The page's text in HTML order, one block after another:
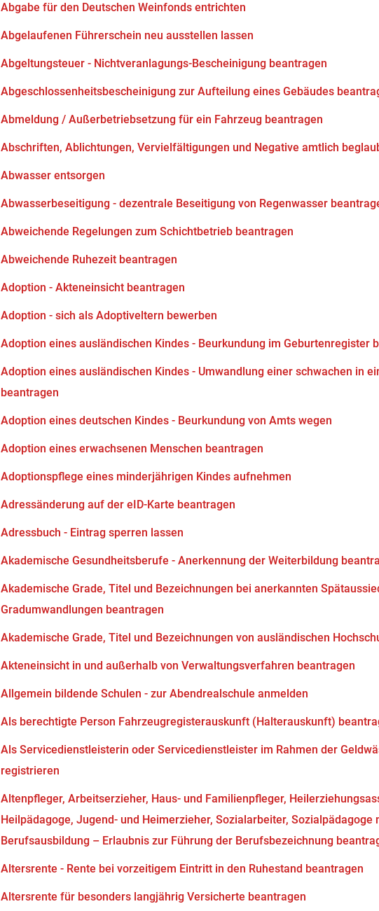
Abgabe für den Deutschen Weinfonds entrichten
Abgelaufenen Führerschein neu ausstellen lassen
Abgeltungsteuer - Nichtveranlagungs-Bescheinigung beantragen
Abgeschlossenheitsbescheinigung zur Aufteilung eines Gebäudes
Abmeldung / Außerbetriebsetzung für ein Fahrzeug beantragen
Abschriften, Ablichtungen, Vervielfältigungen und Negative amtlich
Abwasser entsorgen
Abwasserbeseitigung - dezentrale Beseitigung von Regenwasser
Abweichende Regelungen zum Schichtbetrieb beantragen
Abweichende Ruhezeit beantragen
Adoption - Akteneinsicht beantragen
Adoption - sich als Adoptiveltern bewerben
Adoption eines ausländischen Kindes - Beurkundung im Geburtenregister
Adoption eines ausländischen Kindes - Umwandlung einer schwachen in
beantragen
Adoption eines deutschen Kindes - Beurkundung von Amts wegen
Adoption eines erwachsenen Menschen beantragen
Adoptionspflege eines minderjährigen Kindes aufnehmen
Adressänderung auf der eID-Karte beantragen
Adressbuch - Eintrag sperren lassen
Akademische Gesundheitsberufe - Anerkennung der Weiterbildung
Akademische Grade, Titel und Bezeichnungen bei anerkannten
Gradumwandlungen beantragen
Akademische Grade, Titel und Bezeichnungen von ausländischen
Akteneinsicht in und außerhalb von Verwaltungsverfahren beantragen
Allgemein bildende Schulen - zur Abendrealschule anmelden
Als berechtigte Person Fahrzeugregisterauskunft (Halterauskunft)
Als Servicedienstleisterin oder Servicedienstleister im Rahmen der
registrieren
Altenpfleger, Arbeitserzieher, Haus- und Familienpfleger,
Heilpädagoge, Jugend- und Heimerzieher, Sozialarbeiter, Sozialpädagoge
Berufsausbildung – Erlaubnis zur Führung der Berufsbezeichnung
Altersrente - Rente bei vorzeitigem Eintritt in den Ruhestand beantragen
Altersrente für besonders langjährig Versicherte beantragen